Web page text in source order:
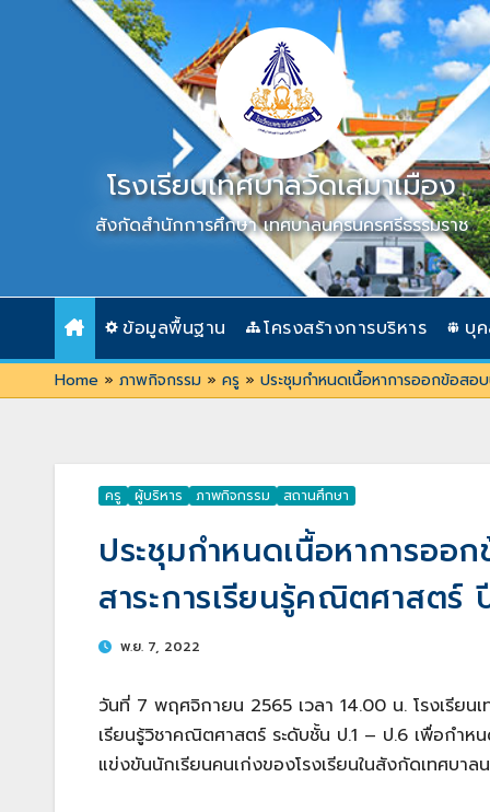
โรงเรียนเทศบาลวัดเสมาเมือง
สังกัดสำนักการศึกษา เทศบาลนครนครศรีธรรมราช
ข้อมูลพื้นฐาน โครงสร้างการบริหาร บุ
Home » ภาพกิจกรรม » ครู » ประชุมกำหนดเนื้อหาการออกข้อส
ครู ผู้บริหาร ภาพกิจกรรม สถานศึกษา
ประชุมกำหนดเนื้อหาการอ
สาระการเรียนรู้คณิตศาสตร์
พ.ย. 7, 2022
วันที่ 7 พฤศจิกายน 2565 เวลา 14.00 น. โรงเรียน
เรียนรู้วิชาคณิตศาสตร์ ระดับชั้น ป.1 – ป.6 เพื่อกำห
แข่งขันนักเรียนคนเก่งของโรงเรียนในสังกัดเทศบา